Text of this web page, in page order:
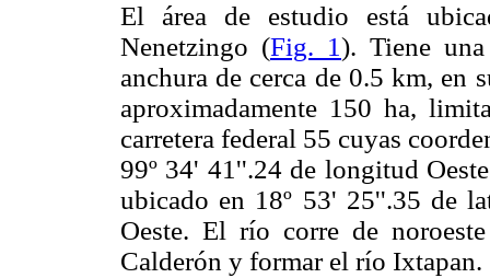
El área de estudio está
Nenetzingo (Fig. 1). Tiene
anchura de cerca de 0.5 km, en
aproximadamente 150 ha,
carretera federal 55 cuyas
99º 34' 41''.24 de longitud
ubicado en 18º 53' 25''.35 de
Oeste. El río corre de
Calderón y formar el río Ixtapan.